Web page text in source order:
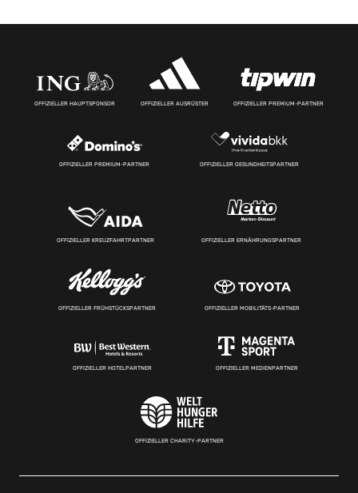
OFFIZIELLER HAUPTSPONSOR OFFIZIELLER AUSRÜSTER OFFIZIELLER PREMIUM-PARTNER
OFFIZIELLER PREMIUM-PARTNER OFFIZIELLER GESUNDHEITSPARTNER
OFFIZIELLER KREUZFAHRTPARTNER OFFIZIELLER ERNÄHRUNGSPARTNER
OFFIZIELLER FRÜHSTÜCKSPARTNER OFFIZIELLER MOBILITÄTS-PARTNER
OFFIZIELLER HOTELPARTNER OFFIZIELLER MEDIENPARTNER
OFFIZIELLER CHARITY-PARTNER